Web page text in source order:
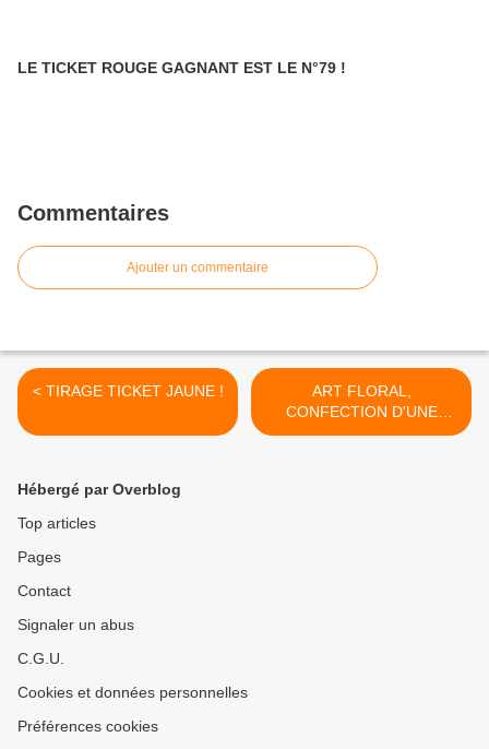
LE TICKET ROUGE GAGNANT EST LE N°79 !
Commentaires
Ajouter un commentaire
< TIRAGE TICKET JAUNE !
ART FLORAL,
CONFECTION D'UNE
DÉCO PRINTANIÈRE -
Hébergé par Overblog
Top articles
Pages
Contact
Signaler un abus
C.G.U.
Cookies et données personnelles
Préférences cookies